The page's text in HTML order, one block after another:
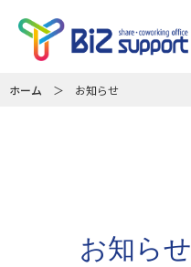
ホーム ＞ お知らせ
お知ら